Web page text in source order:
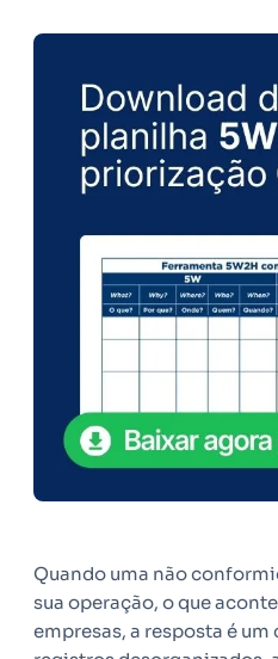
Quando uma não
sua operação, o que
empresas, a resposta é